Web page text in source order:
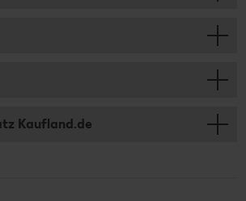
Kaufland.de